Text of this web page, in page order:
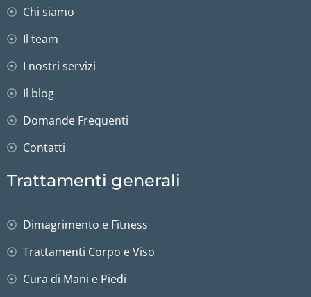
Chi siamo
Il team
I nostri servizi
Il blog
Domande Frequenti
Contatti
Trattamenti generali
Dimagrimento e Fitness
Trattamenti Corpo e Viso
Cura di Mani e Piedi